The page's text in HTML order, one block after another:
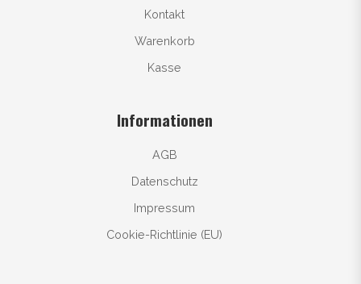
Kontakt
Warenkorb
Kasse
Informationen
AGB
Datenschutz
Impressum
Cookie-Richtlinie (EU)